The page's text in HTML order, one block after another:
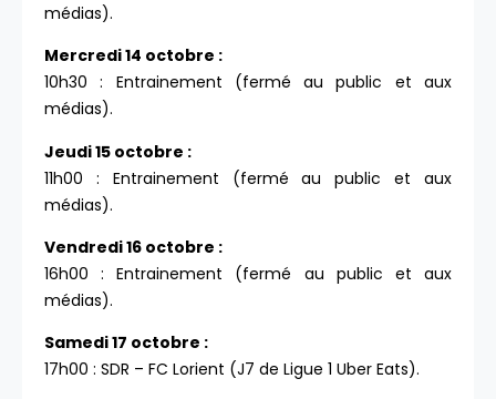
médias).
Mercredi 14 octobre :
10h30 : Entrainement (fermé au public et aux
médias).
Jeudi 15 octobre :
11h00 : Entrainement (fermé au public et aux
médias).
Vendredi 16 octobre :
16h00 : Entrainement (fermé au public et aux
médias).
Samedi 17 octobre :
17h00 : SDR – FC Lorient (J7 de Ligue 1 Uber Eats).